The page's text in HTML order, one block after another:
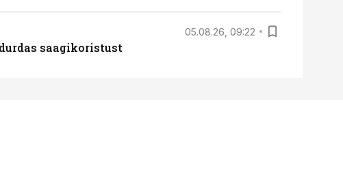
05.08.26, 09:22
saagikoristust